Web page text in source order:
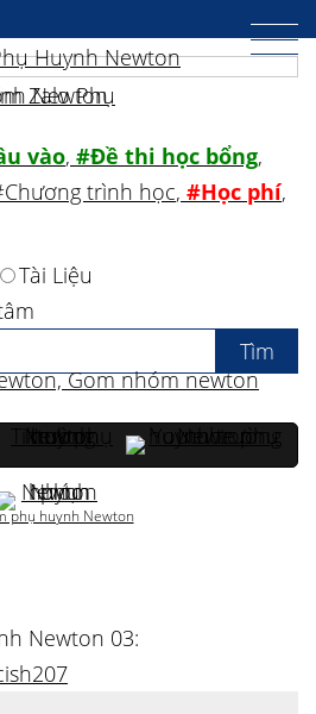
Newton 03:
vào, #Đề thi học bổng,
trình học, #Học phí,
Tài Liệu
phụ huynh Newton